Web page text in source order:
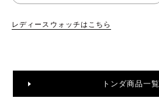
レディースウォッチはこちら
トンダ商品一覧